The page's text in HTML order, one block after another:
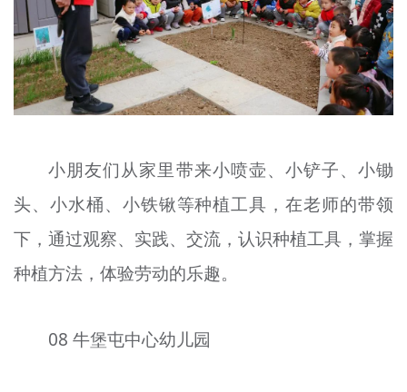
小朋友们从家里带来小喷壶、小铲子、小锄
头、小水桶、小铁锹等种植工具，在老师的带领
下，通过观察、实践、交流，认识种植工具，掌握
种植方法，体验劳动的乐趣。
08 牛堡屯中心幼儿园